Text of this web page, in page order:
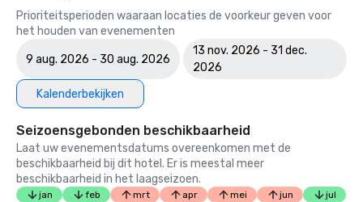
Prioriteitsperioden waaraan locaties de voorkeur geven voor
het houden van evenementen
9 aug. 2026 - 30 aug. 2026
13 nov. 2026 - 31 dec.
2026
Kalenderbekijken
Seizoensgebonden beschikbaarheid
Laat uw evenementsdatums overeenkomen met de
beschikbaarheid bij dit hotel. Er is meestal meer
beschikbaarheid in het laagseizoen.
jan feb mrt apr mei jun
jul